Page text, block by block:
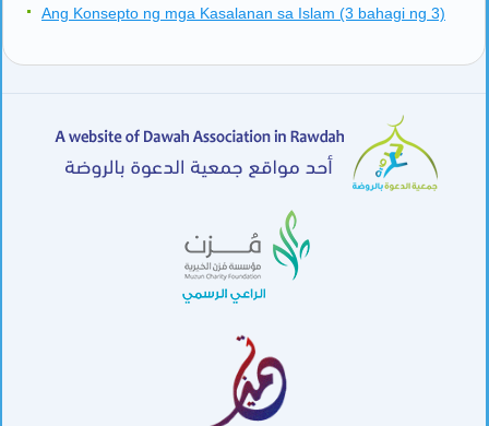
Ang Konsepto ng mga Kasalanan sa Islam (3 bahagi ng 3)